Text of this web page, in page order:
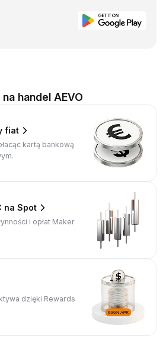
handel AEVO
fiat
kartą bankową
na Spot
i opłat Maker
dzięki Rewards